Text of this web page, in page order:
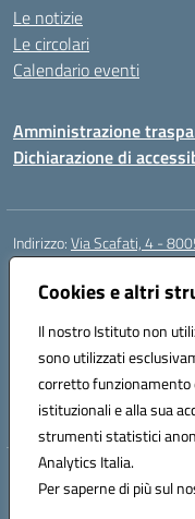
Cookies e altri
Il nostro Istituto non
sono utilizzati
corretto funzionamento
istituzionali e alla sua
strumenti statistici
Analytics Italia.
Per saperne di più sul
Le notizie
Le circolari
Calendario eventi
Amministrazione
Dichiarazione di
Indirizzo:Via Scafati, 4 -
Centralino:
Posta elettronica certificata
Codice fiscale:
Codice meccanografico:
Codice Indice delle
Codice unico di fatturazione
Hosting &
Concept